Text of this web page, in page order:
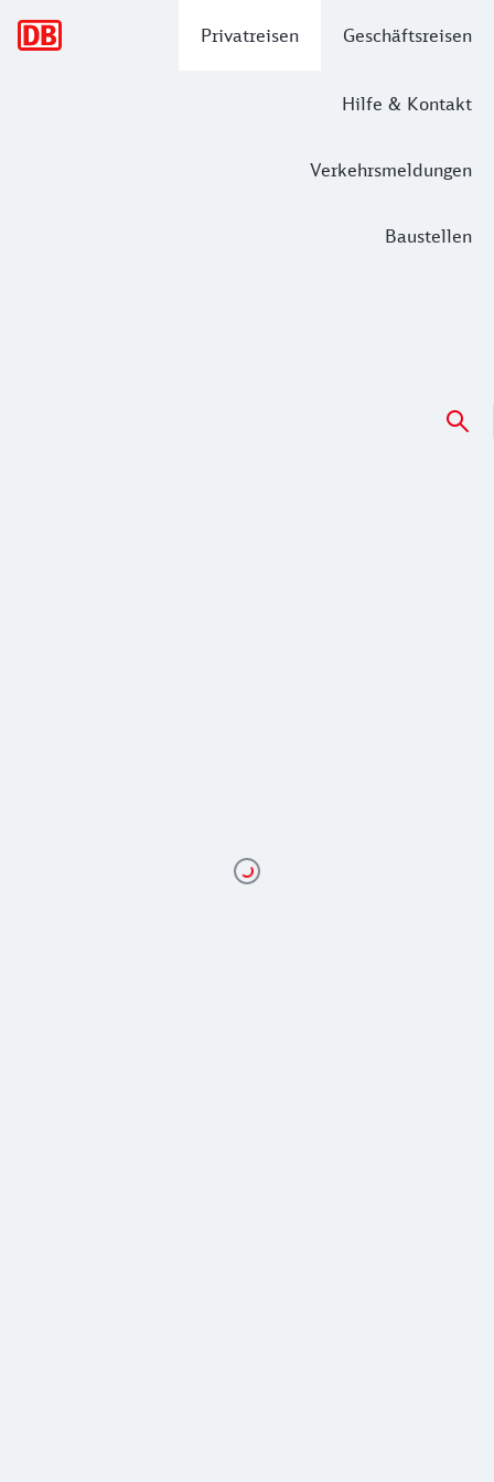
Privatreisen Geschäftsreisen
Hilfe & Kontakt
Verkehrsmeldungen
Baustellen